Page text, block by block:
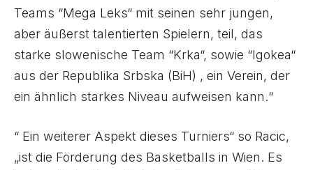
Teams “Mega Leks“ mit seinen sehr jungen,
aber äußerst talentierten Spielern, teil, das
starke slowenische Team “Krka“, sowie “Igokea“
aus der Republika Srbska (BiH) , ein Verein, der
ein ähnlich starkes Niveau aufweisen kann.“
“ Ein weiterer Aspekt dieses Turniers“ so Racic,
„ist die Förderung des Basketballs in Wien. Es